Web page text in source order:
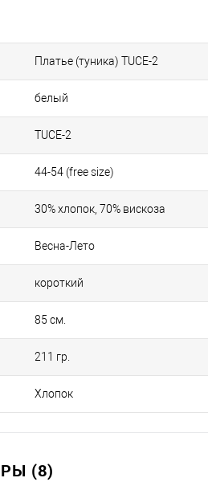
Платье (туника) TUCE-2
белый
TUCE-2
44-54 (free size)
30% хлопок, 70% вискоза
Весна-Лето
короткий
85 см.
211 гр.
Хлопок
(8)